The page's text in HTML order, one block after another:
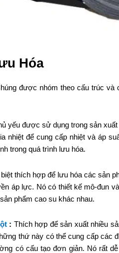
Hóa
được nhóm theo cấu trúc
yếu được sử dụng trong sản
nhiệt để cung cấp nhiệt và áp
trong quá trình lưu hóa.
thích hợp để lưu hóa các sản
áp lực. Nó có thiết kế mô-đun
phẩm cao su khác nhau.
: Thích hợp để sản xuất nhiều
thứ này có thể cung cấp các
có cấu tạo đơn giản. Nó rất